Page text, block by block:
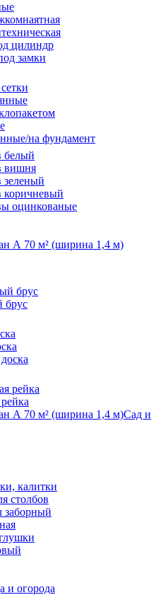
цилиндр
замки
на фундамент
белый
вишня
зеленый
коричневый
оцинкованые
брус
брус
рейка
Сад и
калитки
столбов
заборный
и огорода